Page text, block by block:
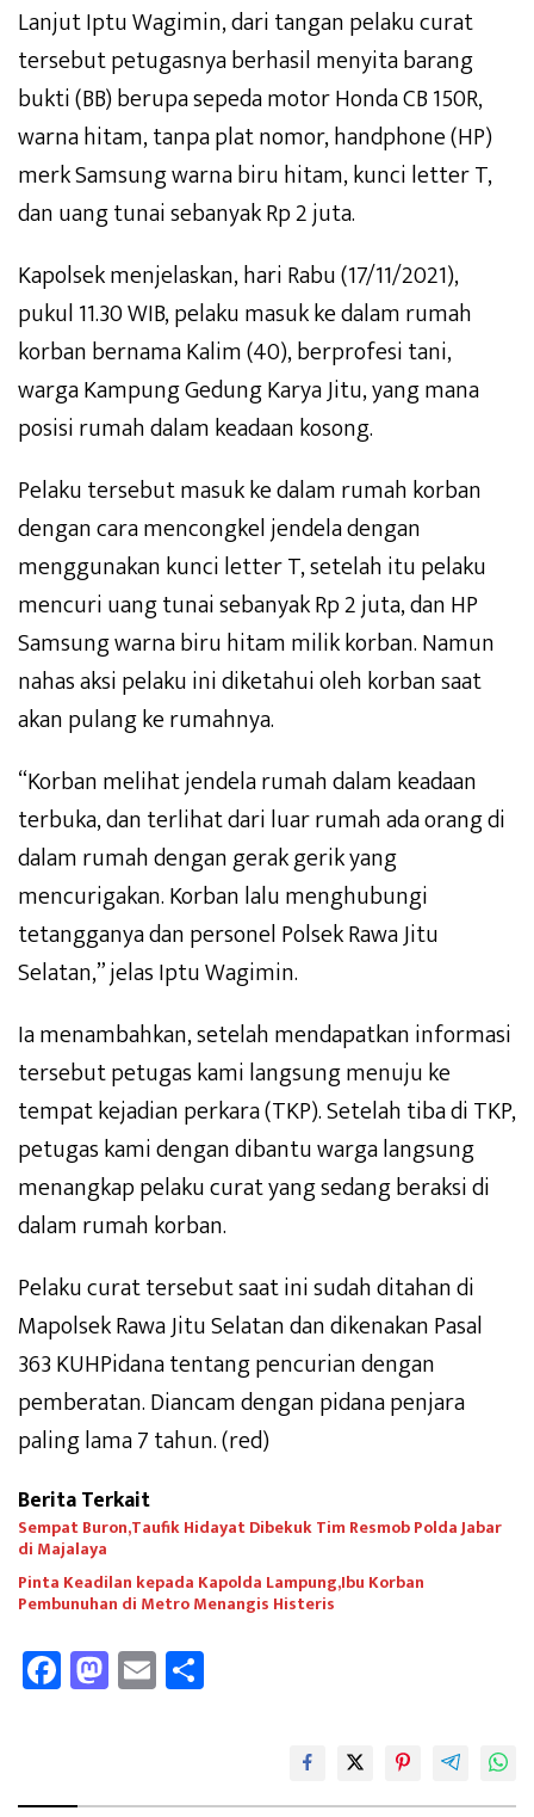
Lanjut Iptu Wagimin, dari tangan pelaku curat
tersebut petugasnya berhasil menyita barang
bukti (BB) berupa sepeda motor Honda CB 150R,
warna hitam, tanpa plat nomor, handphone (HP)
merk Samsung warna biru hitam, kunci letter T,
dan uang tunai sebanyak Rp 2 juta.
Kapolsek menjelaskan, hari Rabu (17/11/2021),
pukul 11.30 WIB, pelaku masuk ke dalam rumah
korban bernama Kalim (40), berprofesi tani,
warga Kampung Gedung Karya Jitu, yang mana
posisi rumah dalam keadaan kosong.
Pelaku tersebut masuk ke dalam rumah korban
dengan cara mencongkel jendela dengan
menggunakan kunci letter T, setelah itu pelaku
mencuri uang tunai sebanyak Rp 2 juta, dan HP
Samsung warna biru hitam milik korban. Namun
nahas aksi pelaku ini diketahui oleh korban saat
akan pulang ke rumahnya.
“Korban melihat jendela rumah dalam keadaan
terbuka, dan terlihat dari luar rumah ada orang di
dalam rumah dengan gerak gerik yang
mencurigakan. Korban lalu menghubungi
tetangganya dan personel Polsek Rawa Jitu
Selatan,” jelas Iptu Wagimin.
Ia menambahkan, setelah mendapatkan informasi
tersebut petugas kami langsung menuju ke
tempat kejadian perkara (TKP). Setelah tiba di TKP,
petugas kami dengan dibantu warga langsung
menangkap pelaku curat yang sedang beraksi di
dalam rumah korban.
Pelaku curat tersebut saat ini sudah ditahan di
Mapolsek Rawa Jitu Selatan dan dikenakan Pasal
363 KUHPidana tentang pencurian dengan
pemberatan. Diancam dengan pidana penjara
paling lama 7 tahun. (red)
Berita Terkait
Sempat Buron,Taufik Hidayat Dibekuk Tim Resmob Polda Jabar
di Majalaya
Pinta Keadilan kepada Kapolda Lampung,Ibu Korban
Pembunuhan di Metro Menangis Histeris
Fa
ce
M
as
E
m